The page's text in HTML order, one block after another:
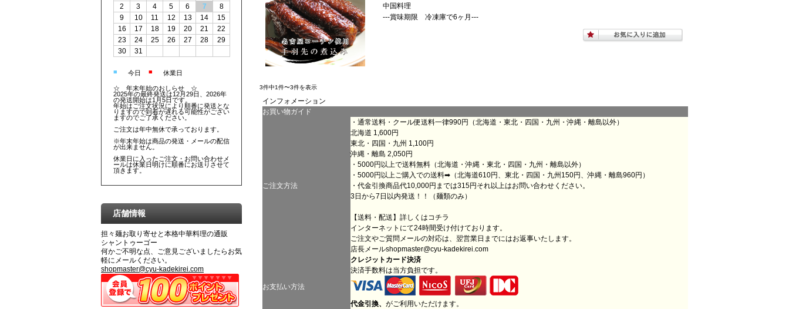
中国料理
---賞味期限 冷凍庫で6ヶ月---
3件中1件〜3件を表示
インフォメーション
お買い物ガイド
ご注文方法
・通常送料・クール便送料一律990円（北海道・東北・四国・九州・沖縄・離島以外）
北海道 1,600円
東北・四国・九州 1,100円
沖縄・離島 2,050円
・5000円以上で送料無料（北海道・沖縄・東北・四国・九州・離島以外）
・5000円以上ご購入での送料➡（北海道610円、東北・四国・九州150円、沖縄・離島960円）
・代金引換商品代10,000円までは315円それ以上はお問い合わせください。
3日から7日以内発送！！（麺類のみ）
【送料・配送】詳しくはコチラ
インターネットにて24時間受け付けております。
ご注文やご質問メールの対応は、翌営業日までにはお返事いたします。
店長メールshopmaster@cyu-kadekirei.com
お支払い方法
クレジットカード決済
決済手数料は当方負担です。
代金引換、 がご利用いただけます。
2
3 4 5 6 7
8
9
10 11 12 13 14
15
16
17 18 19 20 21
22
23
24 25 26 27 28
29
30
31
■ 今日 ■ 休業日
☆ 年末年始のおしらせ ☆
2025年の最終発送は12月29日、2026年
の発送開始は1月5日です。
年始はご注文状況により順番に発送とな
りますので到着が遅れる可能性がござい
ますのでご了承ください。
ご注文は年中無休で承っております。
※年末年始は商品の発送・メールの配信
が出来ません。
休業日に入ったご注文・お問い合わせメ
ールは休業日明けに順番にお送りさせて
頂きます。
店舗情報
担々麺お取り寄せと本格中華料理の通販
シャントゥーゴー
何かご不明な点、ご意見ございましたらお気
軽にメールください。
shopmaster@cyu-kadekirei.com